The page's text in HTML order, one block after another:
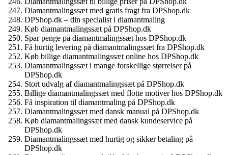
Diamantmalingssæt med gratis fragt fra DPShop.dk
DPShop.dk – din specialist i diamantmaling
Køb diamantmalingssæt på DPShop.dk
Spar penge på diamantmalingssæt hos DPShop.dk
Få hurtig levering på diamantmalingssæt fra DPShop.dk
Køb billige diamantmalingssæt online hos DPShop.dk
Diamantmalingssæt i mange forskellige størrelser på
DPShop.dk
Stort udvalg af diamantmalingssæt på DPShop.dk
Billige diamantmalingssæt med flotte motiver hos DPShop.dk
Få inspiration til diamantmaling på DPShop.dk
Diamantmalingssæt med dansk manual på DPShop.dk
Køb diamantmalingssæt med dansk kundeservice på
DPShop.dk
Diamantmalingssæt med hurtig og sikker betaling på
DPShop.dk